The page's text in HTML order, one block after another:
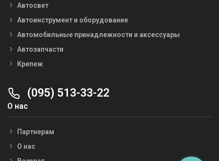
Автосвет
Автоинструмент и оборудование
Автомобильные принадлежности и аксессуары
Автозапчасти
Крепеж
(095) 513-33-22
О нас
Партнерам
О нас